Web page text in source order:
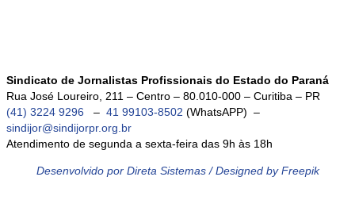
Sindicato de Jornalistas Profissionais do Estado do Paraná
Rua José Loureiro, 211 – Centro – 80.010-000 – Curitiba – PR
(41) 3224 9296
– 41 99103-8502 (WhatsAPP) –
sindijor@sindijorpr.org.br
Atendimento de segunda a sexta-feira das 9h às 18h
Desenvolvido por Direta Sistemas /Designed by Freepik